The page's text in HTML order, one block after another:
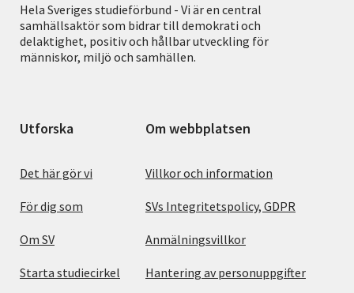
Hela Sveriges studieförbund - Vi är en central
samhällsaktör som bidrar till demokrati och
delaktighet, positiv och hållbar utveckling för
människor, miljö och samhällen.
Utforska
Det här gör vi
För dig som
Om SV
Starta studiecirkel
Om webbplatsen
Villkor och information
SVs Integritetspolicy, GDPR
Anmälningsvillkor
Hantering av personuppgifter